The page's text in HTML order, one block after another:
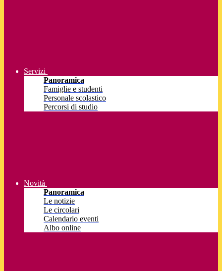
Servizi
Panoramica
Famiglie e studenti
Personale scolastico
Percorsi di studio
Novità
Panoramica
Le notizie
Le circolari
Calendario eventi
Albo online